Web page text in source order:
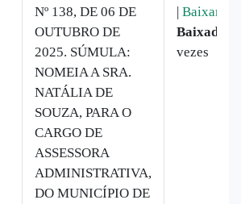
Nº 138, DE 06 DE
OUTUBRO DE
2025. SÚMULA:
NOMEIA A SRA.
NATÁLIA DE
SOUZA, PARA O
CARGO DE
ASSESSORA
ADMINISTRATIVA,
DO MUNICÍPIO DE
| Baixar
Baixado:
vezes